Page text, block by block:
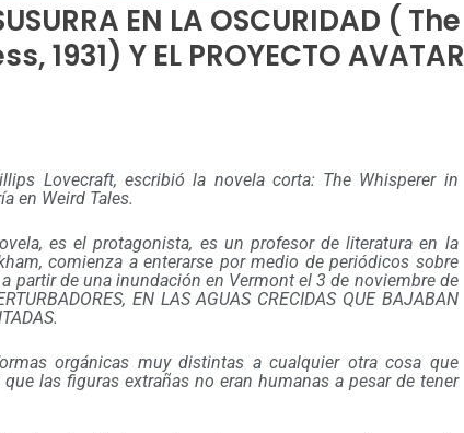
EN LA OSCURIDAD ( The
1931) Y EL PROYECTO AVATAR
Lovecraft, escribió la novela corta: The Whisperer in
en Weird Tales.
es el protagonista, es un profesor de literatura en la
comienza a enterarse por medio de periódicos sobre
partir de una inundación en Vermont el 3 de noviembre de
EN LAS AGUAS CRECIDAS QUE BAJABAN
orgánicas muy distintas a cualquier otra cosa que
las figuras extrañas no eran humanas a pesar de tener